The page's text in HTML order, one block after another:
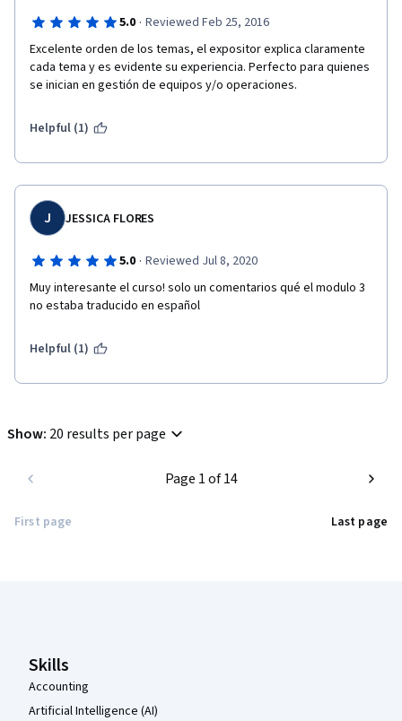
5.0 · Reviewed Feb 25, 2016
Excelente orden de los temas, el expositor explica claramente
cada tema y es evidente su experiencia. Perfecto para quienes
se inician en gestión de equipos y/o operaciones.
Helpful (1)
J JESSICA FLORES
5.0 · Reviewed Jul 8, 2020
Muy interesante el curso! solo un comentarios qué el modulo 3
no estaba traducido en español
Helpful (1)
Show: 20 results per page
First page
Page 1 of 14
Last page
Skills
Accounting
Artificial Intelligence (AI)